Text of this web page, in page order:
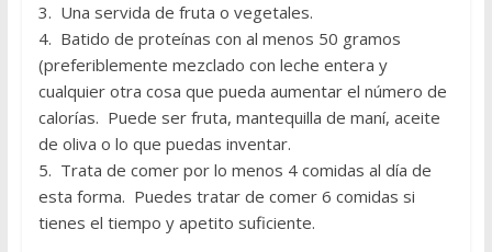
3. Una servida de fruta o vegetales.
4. Batido de proteínas con al menos 50 gramos
(preferiblemente mezclado con leche entera y
cualquier otra cosa que pueda aumentar el número de
calorías. Puede ser fruta, mantequilla de maní, aceite
de oliva o lo que puedas inventar.
5. Trata de comer por lo menos 4 comidas al día de
esta forma. Puedes tratar de comer 6 comidas si
tienes el tiempo y apetito suficiente.